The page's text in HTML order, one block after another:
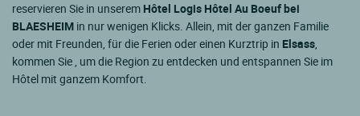
reservieren Sie in unserem Hôtel Logis Hôtel Au Boeuf bei
BLAESHEIM in nur wenigen Klicks. Allein, mit der ganzen Familie
oder mit Freunden, für die Ferien oder einen Kurztrip in Elsass,
kommen Sie , um die Region zu entdecken und entspannen Sie im
Hôtel mit ganzem Komfort.